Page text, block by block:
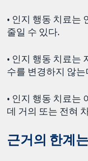
• 인지 행동 치료는
줄일 수 있다.
• 인지 행동 치료는
수를 변경하지 않는
• 인지 행동 치료는
데 거의 또는 전혀
근거의 한계